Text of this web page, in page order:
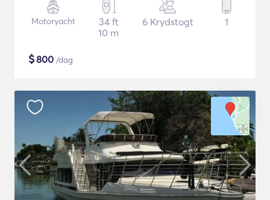
Motoryacht
34 ft
10 m
6 Krydstogt 1
$800 /dag